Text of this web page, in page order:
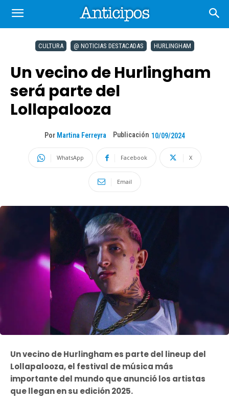
CULTURA @ NOTICIAS DESTACADAS HURLINGHAM
Un vecino de Hurlingham
será parte del
Lollapalooza
Por Martina Ferreyra Publicación 10/09/2024
WhatsApp Facebook X
Email
Un vecino de Hurlingham es parte del lineup del
Lollapalooza, el festival de música más
importante del mundo que anunció los artistas
que llegan en su edición 2025.